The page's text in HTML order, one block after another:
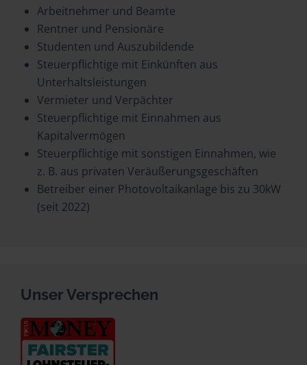
Arbeitnehmer und Beamte
Rentner und Pensionäre
Studenten und Auszubildende
Steuerpflichtige mit Einkünften aus
Unterhaltsleistungen
Vermieter und Verpächter
Steuerpflichtige mit Einnahmen aus
Kapitalvermögen
Steuerpflichtige mit sonstigen Einnahmen, wie
z. B. aus privaten Veräußerungsgeschäften
Betreiber einer Photovoltaikanlage bis zu 30kW
(seit 2022)
Unser Versprechen